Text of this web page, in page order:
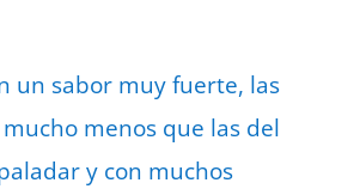
un sabor muy fuerte, las
menos que las del
y con muchos